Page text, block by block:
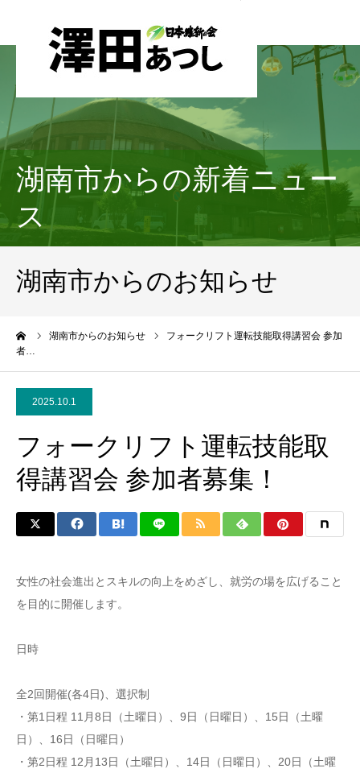
湖南市からの新着ニュー
ス
湖南市からのお知らせ
湖南市からのお知らせ
フォークリフト運転技能取得講習会 参加
者…
2025.10.1
フォークリフト運転技能取
得講習会 参加者募集！
女性の社会進出とスキルの向上をめざし、就労の場を広げること
を目的に開催します。
日時
全2回開催(各4日)、選択制
・第1日程 11月8日（土曜日）、9日（日曜日）、15日（土曜
日）、16日（日曜日）
・第2日程 12月13日（土曜日）、14日（日曜日）、20日（土曜